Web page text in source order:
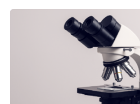
Schlaganfall“ mit Sitz in Würzburg
Schlaganfallforschung, um die
Betroffenen zu verbessern. Dazu
diesem Jahr wieder
Preis aus. Er richtet sich gezielt an
Forscherinnen und Forscher unter
werden soll eine herausragende
hochrangige wissenschaftliche